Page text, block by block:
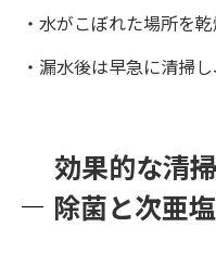
・水がこぼれた場所を
・漏水後は早急に清掃
効果的な清
除菌と次亜